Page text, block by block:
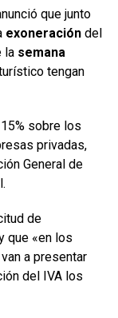
que junto
exoneración del
la semana
tengan
sobre los
privadas,
General de
de
que «en los
a presentar
del IVA los